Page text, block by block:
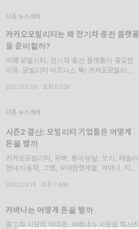
다음 뉴스레터
카카오모빌리티는 왜 전기차 충전 플랫폼
을 준비할까?
미래 모빌리티, 전기차 충전 플랫폼이 중요한
이유. 모빌리티 비즈니스 톡! 카카오모빌리티는
aalto 3월 1일에 "대한독립 🇰🇷 만세~!"를 외치
2021.03.08 조회 6.05K
다른 뉴스레터
시즌2 결산: 모빌리티 기업들은 어떻게
돈을 벌까
카카오모빌리티, 우버, 롯데렌탈, 쏘카, 테슬라,
현대자동차, 그랩, 우아한형제들, 카바나, 티머
narr. TEAM 모상실 상실이 여러분, 안녕하세
오미크론 팬데믹이 더 심해졌네요. 부디 ...
2022.02.16 조회 7.48K
카바나는 어떻게 돈을 벌까
중고차 시장의 아마존, 카바나가 시장을 혁신한